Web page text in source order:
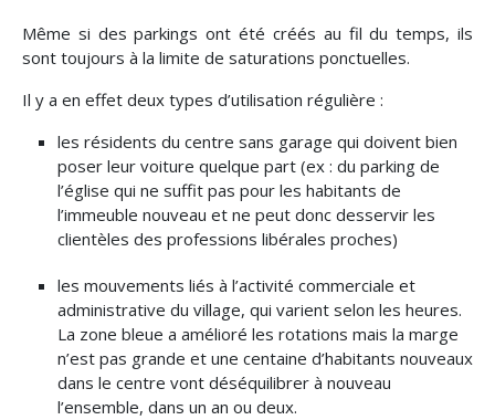
Même si des parkings ont été créés au fil du temps, ils
sont toujours à la limite de saturations ponctuelles.
Il y a en effet deux types d’utilisation régulière :
les résidents du centre sans garage qui doivent bien
poser leur voiture quelque part (ex : du parking de
l’église qui ne suffit pas pour les habitants de
l’immeuble nouveau et ne peut donc desservir les
clientèles des professions libérales proches)
les mouvements liés à l’activité commerciale et
administrative du village, qui varient selon les heures.
La zone bleue a amélioré les rotations mais la marge
n’est pas grande et une centaine d’habitants nouveaux
dans le centre vont déséquilibrer à nouveau
l’ensemble, dans un an ou deux.